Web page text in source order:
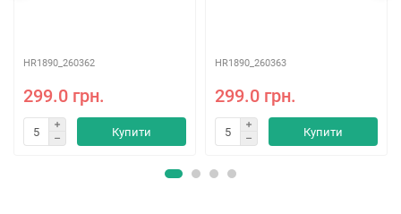
HR1890_260362
299.0 грн.
Купити
HR1890_260363
299.0 грн.
Купити